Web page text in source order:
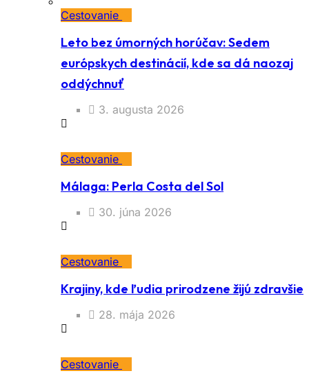
Cestovanie
Leto bez úmorných horúčav: Sedem
európskych destinácií, kde sa dá naozaj
oddýchnuť
3. augusta 2026
Cestovanie
Málaga: Perla Costa del Sol
30. júna 2026
Cestovanie
Krajiny, kde ľudia prirodzene žijú zdravšie
28. mája 2026
Cestovanie